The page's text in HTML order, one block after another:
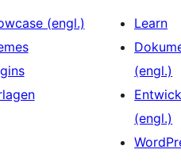
(engl.)
Learn
(engl.)
(engl.)